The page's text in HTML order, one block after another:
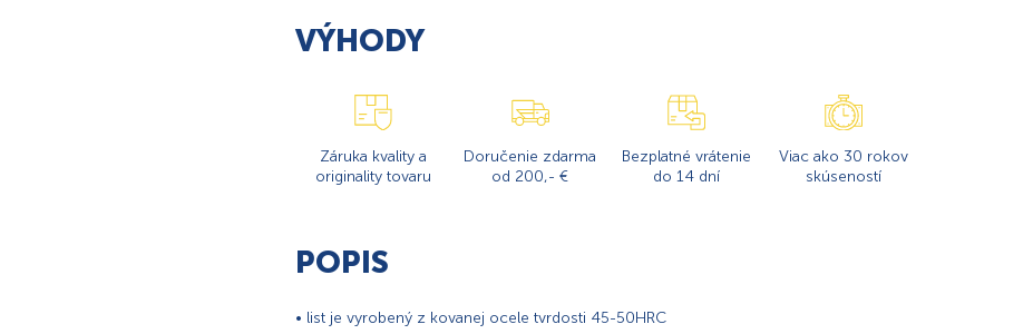
VÝHODY
Záruka kvality a
originality tovaru
Doručenie zdarma
od 200,- €
Bezplatné vrátenie
do 14 dní
Viac ako 30 rokov
skúseností
POPIS
• list je vyrobený z kovanej ocele tvrdosti 45-50HRC